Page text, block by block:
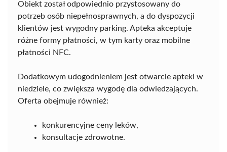
Obiekt został odpowiednio przystosowany do
potrzeb osób niepełnosprawnych, a do dyspozycji
klientów jest wygodny parking. Apteka akceptuje
różne formy płatności, w tym karty oraz mobilne
płatności NFC.
Dodatkowym udogodnieniem jest otwarcie apteki w
niedziele, co zwiększa wygodę dla odwiedzających.
Oferta obejmuje również:
konkurencyjne ceny leków,
konsultacje zdrowotne.